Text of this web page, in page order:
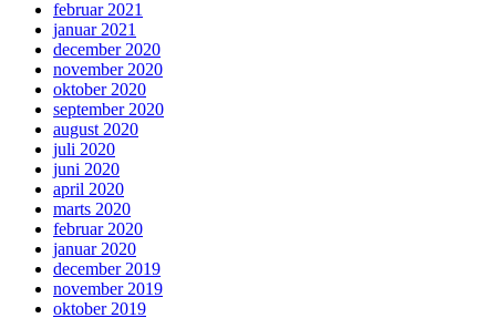
februar 2021
januar 2021
december 2020
november 2020
oktober 2020
september 2020
august 2020
juli 2020
juni 2020
april 2020
marts 2020
februar 2020
januar 2020
december 2019
november 2019
oktober 2019